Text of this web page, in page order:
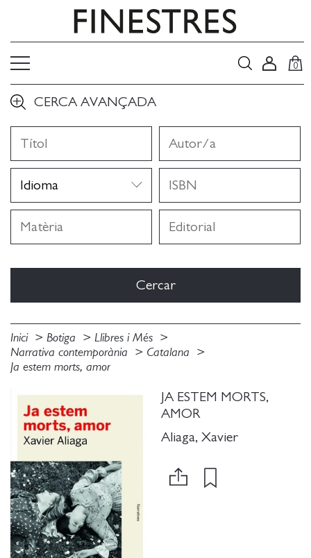
0
CERCA AVANÇADA
Inici Botiga
Llibres i Més
Narrativa contemporània
Catalana
Ja estem morts, amor
JA ESTEM MORTS,
AMOR
Aliaga, Xavier